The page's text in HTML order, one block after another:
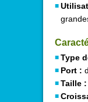
Type
Port :
Taille :